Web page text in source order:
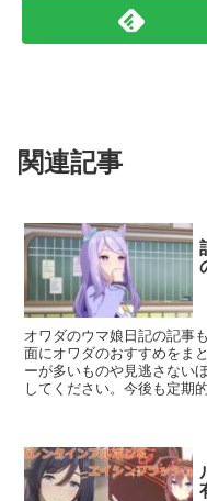
関連記事
オワダのウマ娘日記の記事
面にオワダのおすすめをま
ーが多いものや見逃さない
してください。今後も定期